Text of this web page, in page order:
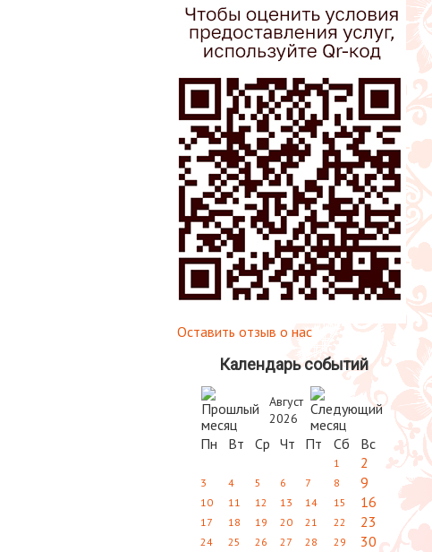
Оставить отзыв о нас
Календарь событий
Август
2026
Пн Вт Ср Чт Пт Сб Вс
1 2
3 4 5 6 7 8 9
10 11 12 13 14 15 16
17 18 19 20 21 22 23
24 25 26 27 28 29 30